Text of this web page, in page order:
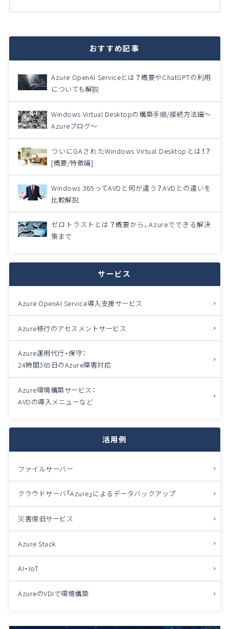
おすすめ記事
Azure OpenAI Serviceとは？概要やChatGPTの利用
についても解説
Windows Virtual Desktopの構築手順/接続方法編～
Azureブログ～
ついにGAされたWindows Virtual Desktopとは！？
[概要/特徴編]
Windows 365ってAVDと何が違う？AVDとの違いを
比較解説
ゼロトラストとは？概要から、Azureでできる解決
策まで
サービス
Azure OpenAI Service導入支援サービス
Azure移行のアセスメントサービス
Azure運用代行・保守：
24時間365日のAzure障害対応
Azure環境構築サービス：
AVDの導入メニューなど
活用例
ファイルサーバー
クラウドサーバ「Azure」によるデータバックアップ
災害復旧サービス
Azure Stack
AI・IoT
AzureのVDIで環境構築